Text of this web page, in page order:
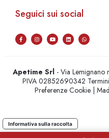
Seguici sui social
Apetime Srl - Via
PIVA 02852690342
Preferenze Cookie |
Informativa sulla raccolta